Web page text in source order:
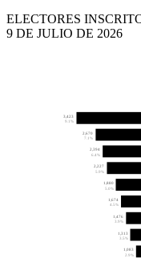
ELECTORES
9 DE JULIO DE 2026
3,423
9.1%
2,670
7.1%
2,394
6.4%
2,227
5.9%
1,880
5.0%
1,674
4.5%
1,476
3.9%
1,313
3.5%
1,083
2.9%